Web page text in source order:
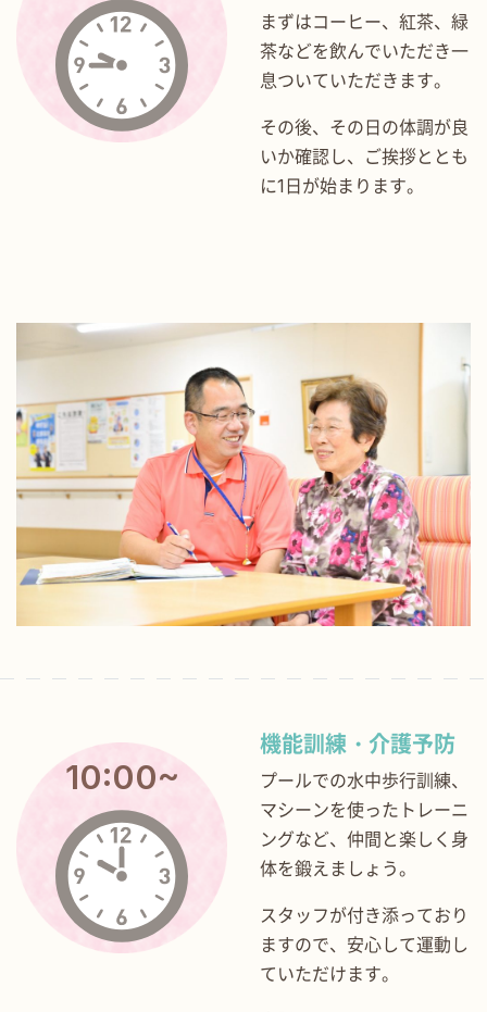
まずはコーヒー、紅茶、緑
茶などを飲んでいただき一
息ついていただきます。
その後、その日の体調が良
いか確認し、ご挨拶ととも
に1日が始まります。
10:00~
機能訓練・介護予防
プールでの水中歩行訓練、
マシーンを使ったトレーニ
ングなど、仲間と楽しく身
体を鍛えましょう。
スタッフが付き添っており
ますので、安心して運動し
ていただけます。